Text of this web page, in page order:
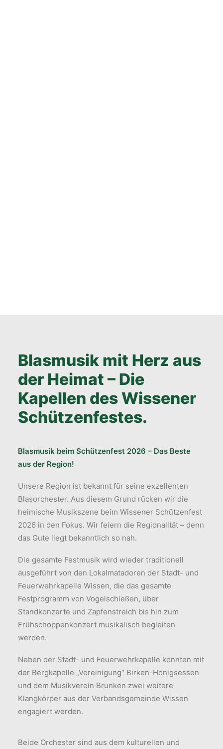
Blasmusik mit Herz aus
der Heimat – Die
Kapellen des Wissener
Schützenfestes.
Blasmusik beim Schützenfest 2026 – Das Beste
aus der Region!
Unsere Region ist bekannt für seine exzellenten
Blasorchester. Aus diesem Grund rücken wir die
heimische Musikszene beim Wissener Schützenfest
2026 in den Fokus. Wir feiern die Regionalität – denn
das Gute liegt bekanntlich so nah.
Die gesamte Festmusik wird wieder traditionell
ausgeführt von den Lokalmatadoren der Stadt- und
Feuerwehrkapelle Wissen, die das gesamte
Festprogramm von Vogelschießen, über
Standkonzerte und Zapfenstreich bis hin zum
Frühschoppenkonzert musikalisch begleiten
werden.
Neben der Stadt- und Feuerwehrkapelle konnten mit
der Bergkapelle „Vereinigung“ Birken-Honigsessen
und dem Musikverein Brunken zwei weitere
Klangkörper aus der Verbandsgemeinde Wissen
engagiert werden.
Beide Orchester sind aus dem kulturellen und